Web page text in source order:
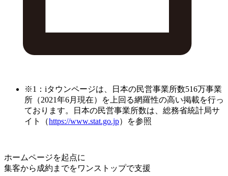
※1：iタウンページは、日本の民営事業所数516万事業
所（2021年6月現在）を上回る網羅性の高い掲載を行っ
ております。日本の民営事業所数は、総務省統計局サ
イト（https://www.stat.go.jp）を参照
ホームページを起点に
集客から成約までをワンストップで支援